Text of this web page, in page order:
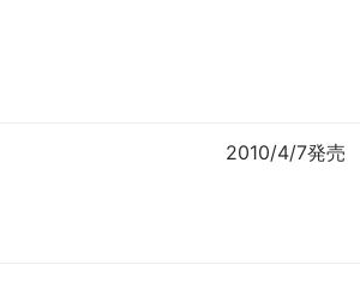
2010/4/7発売